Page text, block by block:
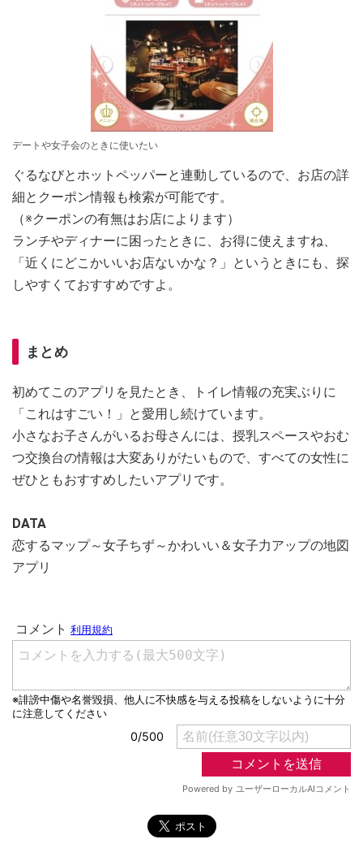
デートや女子会のときに使いたい
ぐるなびとホットペッパーと連動しているので、お店の詳
細とクーポン情報も検索が可能です。
（※クーポンの有無はお店によります）
ランチやディナーに困ったときに、お得に使えますね、
「近くにどこかいいお店ないかな？」というときにも、探
しやすくておすすめですよ。
まとめ
初めてこのアプリを見たとき、トイレ情報の充実ぶりに
「これはすごい！」と愛用し続けています。
小さなお子さんがいるお母さんには、授乳スペースやおむ
つ交換台の情報は大変ありがたいもので、すべての女性に
ぜひともおすすめしたいアプリです。
DATA
恋するマップ～女子ちず～かわいい＆女子力アップの地図
アプリ